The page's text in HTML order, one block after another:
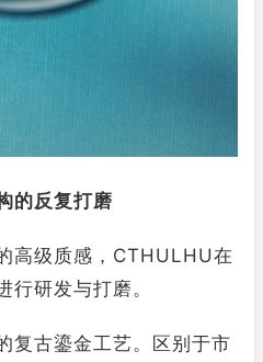
的反复打磨
高级质感，CTHULHU在
行研发与打磨。
复古鎏金工艺。区别于市